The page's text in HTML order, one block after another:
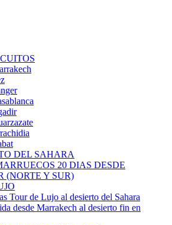
DEL SAHARA
20 DIAS DESDE
(NORTE Y SUR)
Tour de Lujo al desierto del Sahara
desde Marrakech al desierto fin en